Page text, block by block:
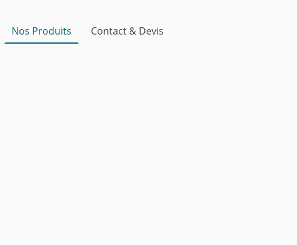
Nos Produits Contact & Devis